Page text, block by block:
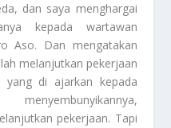
dan saya menghargai
kepada wartawan
Aso. Dan mengatakan
melanjutkan pekerjaan
yang di ajarkan kepada
pekerjaan. Tapi